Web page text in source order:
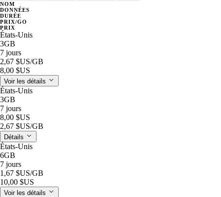
NOM
DONNÉES
DURÉE
PRIX/GO
PRIX
États-Unis
3GB
7 jours
2,67 $US/GB
8,00 $US
Voir les détails
États-Unis
3GB
7 jours
8,00 $US
2,67 $US/GB
Détails
États-Unis
6GB
7 jours
1,67 $US/GB
10,00 $US
Voir les détails